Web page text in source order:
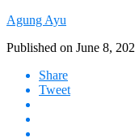
Agung Ayu
Published on June 8,
Share
Tweet